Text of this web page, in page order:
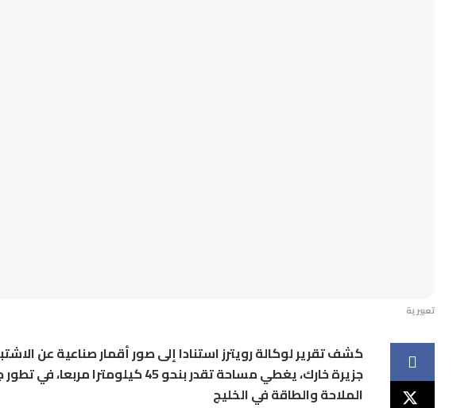
تعبيرية
كشف تقرير لوكالة رويترز استنادا إلى صور أقمار صناعية عن
جزيرة خارك، يغطي مساحة تقدر بنحو 45
الملاحة والطاقة في الخليج